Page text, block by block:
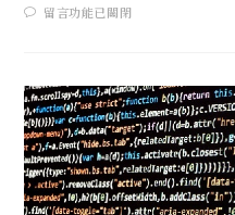
留言功能已關閉